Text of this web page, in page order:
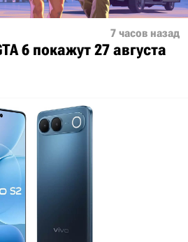
7 часов назад
6 покажут 27 августа